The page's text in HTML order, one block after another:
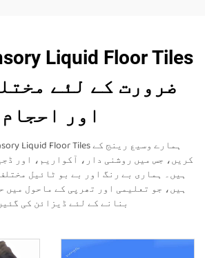
ضرورت کے لئے
اور احجام
کریں، جس میں روشنی دار، آکواریم، اور
ہیں۔ ہماری بے رنگ اور بے بو ٹائیل
ہیں، جو تعلیمی اور تھرپی کے ماحول میں
بنانے کے لئے ڈیزائن کی